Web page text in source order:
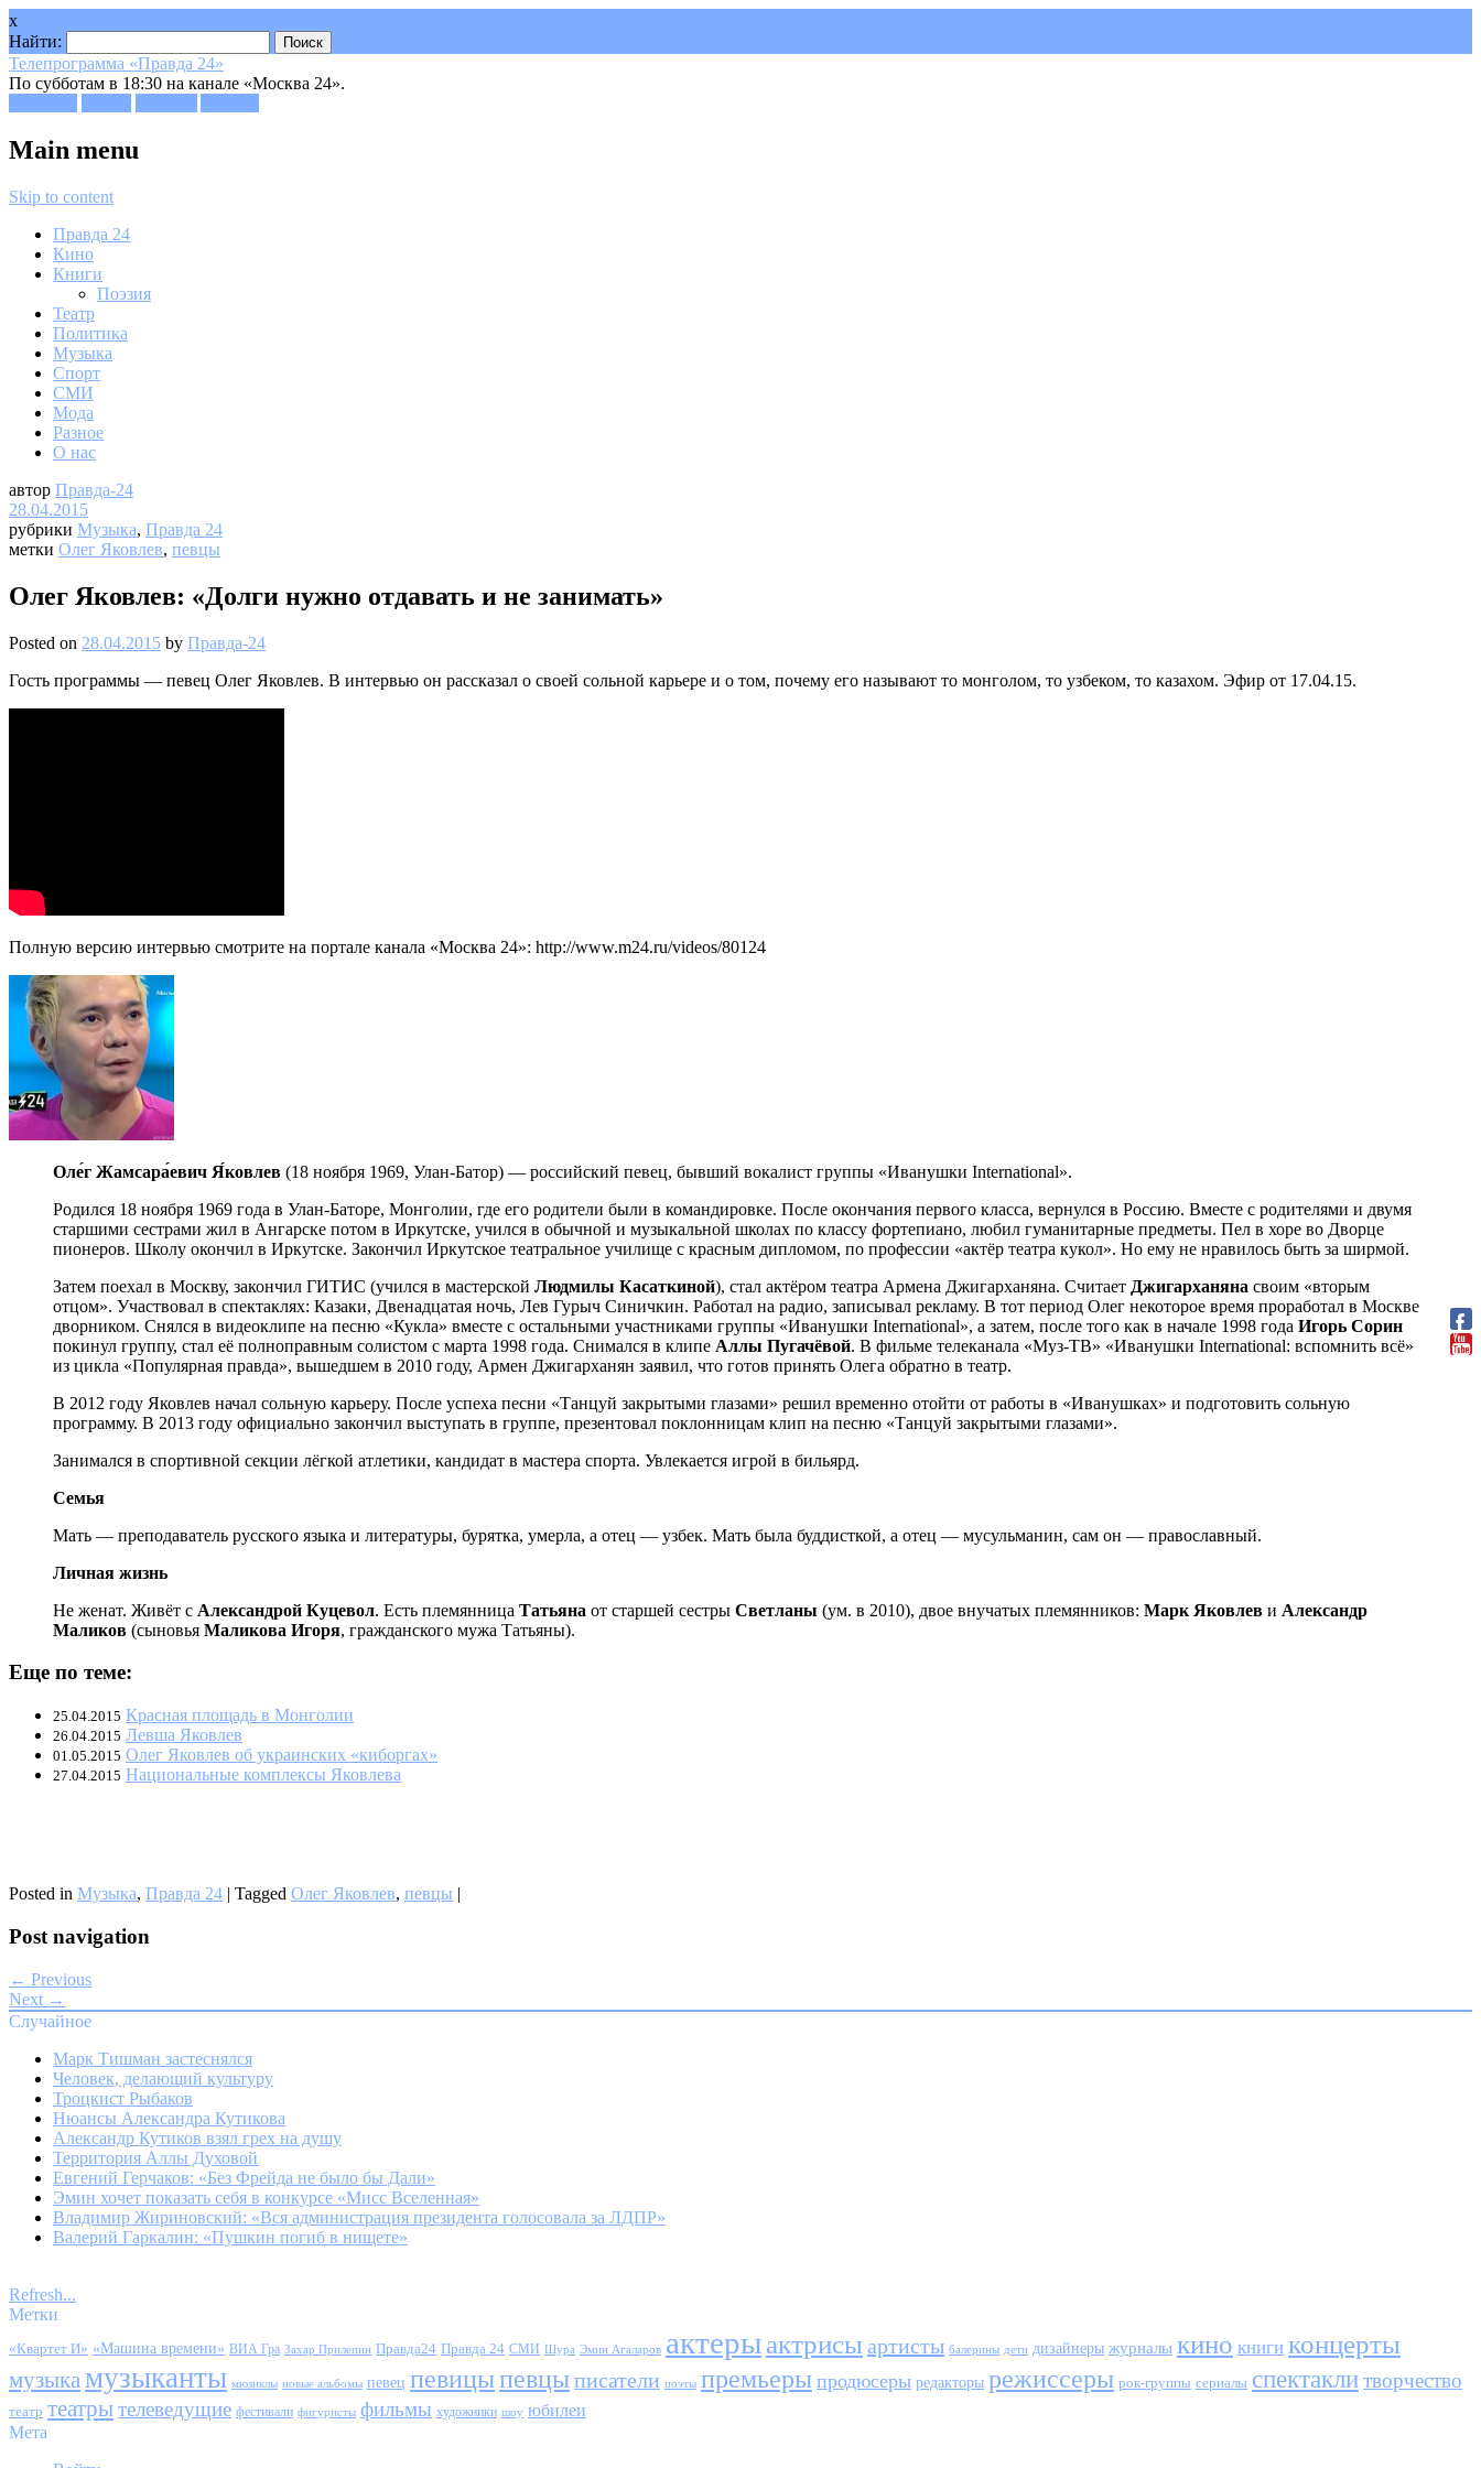
x
Найти:
Телепрограмма «Правда 24»
По субботам в 18:30 на канале «Москва 24».
Main menu
Skip to content
Правда 24
Кино
Книги
Поэзия
Театр
Политика
Музыка
Спорт
СМИ
Мода
Разное
О нас
автор Правда-24
28.04.2015
рубрики Музыка, Правда 24
метки Олег Яковлев, певцы
Олег Яковлев: «Долги нужно отдавать и не занимать»
Posted on 28.04.2015 by Правда-24
Гость программы — певец Олег Яковлев. В интервью он рассказал о своей сольной карьере и о том, почему его называют то монголом, то узбеком, то казахом. Эфир от 17.04.15.
Полную версию интервью смотрите на портале канала «Москва 24»: http://www.m24.ru/videos/80124
Оле́г Жамсара́евич Я́ковлев (18 ноября 1969, Улан-Батор) — российский певец, бывший вокалист группы «Иванушки International».
Родился 18 ноября 1969 года в Улан-Баторе, Монголии, где его родители были в командировке. После окончания первого класса, вернулся в Россию. Вместе с родителями и двумя
старшими сестрами жил в Ангарске потом в Иркутске, учился в обычной и музыкальной школах по классу фортепиано, любил гуманитарные предметы. Пел в хоре во Дворце
пионеров. Школу окончил в Иркутске. Закончил Иркутское театральное училище с красным дипломом, по профессии «актёр театра кукол». Но ему не нравилось быть за ширмой.
Затем поехал в Москву, закончил ГИТИС (учился в мастерской Людмилы Касаткиной), стал актёром театра Армена Джигарханяна. Считает Джигарханяна своим «вторым
отцом». Участвовал в спектаклях: Казаки, Двенадцатая ночь, Лев Гурыч Синичкин. Работал на радио, записывал рекламу. В тот период Олег некоторое время проработал в Москве
дворником. Снялся в видеоклипе на песню «Кукла» вместе с остальными участниками группы «Иванушки International», а затем, после того как в начале 1998 года Игорь Сорин
покинул группу, стал её полноправным солистом с марта 1998 года. Снимался в клипе Аллы Пугачёвой. В фильме телеканала «Муз-ТВ» «Иванушки International: вспомнить всё»
из цикла «Популярная правда», вышедшем в 2010 году, Армен Джигарханян заявил, что готов принять Олега обратно в театр.
В 2012 году Яковлев начал сольную карьеру. После успеха песни «Танцуй закрытыми глазами» решил временно отойти от работы в «Иванушках» и подготовить сольную
программу. В 2013 году официально закончил выступать в группе, презентовал поклонницам клип на песню «Танцуй закрытыми глазами».
Занимался в спортивной секции лёгкой атлетики, кандидат в мастера спорта. Увлекается игрой в бильярд.
Семья
Мать — преподаватель русского языка и литературы, бурятка, умерла, а отец — узбек. Мать была буддисткой, а отец — мусульманин, сам он — православный.
Личная жизнь
Не женат. Живёт с Александрой Куцевол. Есть племянница Татьяна от старшей сестры Светланы (ум. в 2010), двое внучатых племянников: Марк Яковлев и Александр
Маликов (сыновья Маликова Игоря, гражданского мужа Татьяны).
Еще по теме:
25.04.2015 Красная площадь в Монголии
26.04.2015 Левша Яковлев
01.05.2015 Олег Яковлев об украинских «киборгах»
27.04.2015 Национальные комплексы Яковлева
Posted in Музыка, Правда 24 | Tagged Олег Яковлев, певцы |
Post navigation
← Previous
Next →
Случайное
Марк Тишман застеснялся
Человек, делающий культуру
Троцкист Рыбаков
Нюансы Александра Кутикова
Александр Кутиков взял грех на душу
Территория Аллы Духовой
Евгений Герчаков: «Без Фрейда не было бы Дали»
Эмин хочет показать себя в конкурсе «Мисс Вселенная»
Владимир Жириновский: «Вся администрация президента голосовала за ЛДПР»
Валерий Гаркалин: «Пушкин погиб в нищете»
Refresh...
Метки
«Квартет И» «Машина времени» ВИА Гра Захар Прилепин Правда24 Правда 24 СМИ Шура Эмин Агаларов актерыактрисы артисты балерины дети дизайнеры журналы кино книги концерты
музыка музыканты мюзиклы новые альбомы певец певицыпевцыписатели поэты премьеры продюсеры редакторы режиссеры рок-группы сериалы спектаклитворчество
театр театрытелеведущие фестивали фигуристы фильмы художники шоу юбилеи
Мета